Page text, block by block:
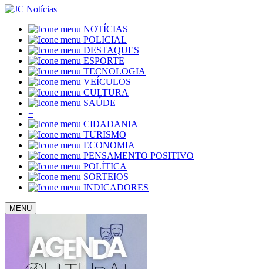
NOTÍCIAS
POLICIAL
DESTAQUES
ESPORTE
TECNOLOGIA
VEÍCULOS
CULTURA
SAÚDE
+
CIDADANIA
TURISMO
ECONOMIA
PENSAMENTO POSITIVO
POLÍTICA
SORTEIOS
INDICADORES
MENU